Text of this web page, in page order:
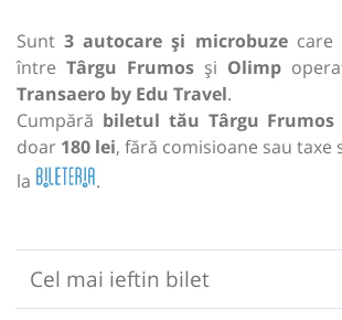
Sunt3 autocare și microbuzecare
între Târgu Frumos și Olimp
Transaero by Edu Travel.
Cumpără biletul tău Târgu Frumos
doar 180 lei, fără comisioane sau taxe
la
.
Cel mai ieftin bilet